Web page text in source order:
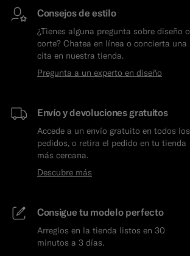
Consejos de estilo
¿Tienes alguna pregunta sobre diseño o
corte? Chatea en línea o concierta una
cita en nuestra tienda.
Pregunta a un experto en diseño
Envío y devoluciones gratuitos
Accede a un envío gratuito en todos los
pedidos, o retira el pedido en tu tienda
más cercana.
Descubre más
Consigue tu modelo perfecto
Arreglos en la tienda listos en 30
minutos a 3 días.